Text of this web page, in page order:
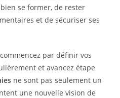
se former, de rester
et de sécuriser ses
par définir vos
et avancez étape
ne sont pas seulement un
une nouvelle vision de